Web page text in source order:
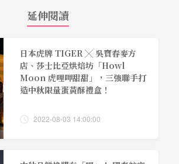
延伸閱讀
日本虎牌 TIGER ╳ 吳寶春麥方
店、莎士比亞烘焙坊「Howl
Moon 虎哩呷甜甜」，三強聯手打
造中秋限量蛋黃酥禮盒！
2022-08-03 14:00:00